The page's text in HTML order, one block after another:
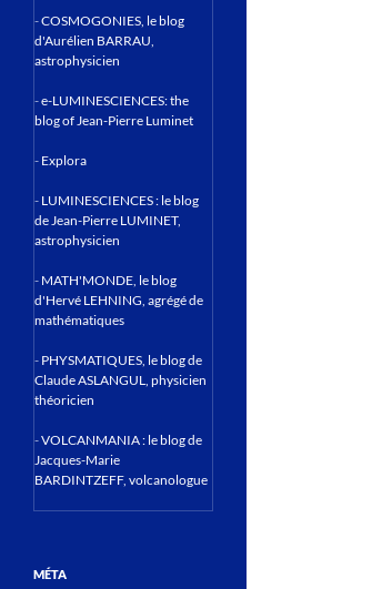
-COSMOGONIES, le blog
d'Aurélien BARRAU,
astrophysicien
-e-LUMINESCIENCES: the
blog of Jean-Pierre Luminet
- Explora
- LUMINESCIENCES : le blog
de Jean-Pierre LUMINET,
astrophysicien
- MATH'MONDE, le blog
d'Hervé LEHNING, agrégé de
mathématiques
- PHYSMATIQUES, le blog de
Claude ASLANGUL, physicien
théoricien
-VOLCANMANIA : le blog de
Jacques-Marie
BARDINTZEFF, volcanologue
MÉTA